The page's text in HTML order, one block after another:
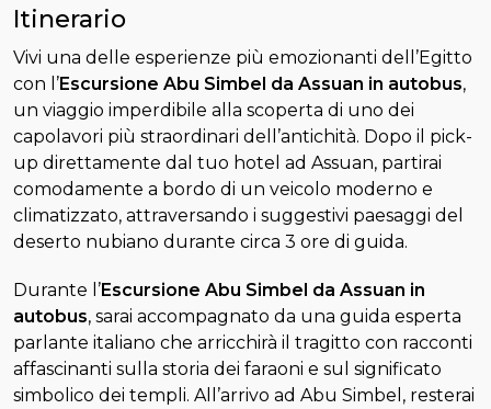
Itinerario
Vivi una delle esperienze più emozionanti dell’Egitto
con l’Escursione Abu Simbel da Assuan in autobus,
un viaggio imperdibile alla scoperta di uno dei
capolavori più straordinari dell’antichità. Dopo il pick-
up direttamente dal tuo hotel ad Assuan, partirai
comodamente a bordo di un veicolo moderno e
climatizzato, attraversando i suggestivi paesaggi del
deserto nubiano durante circa 3 ore di guida.
Durante l’Escursione Abu Simbel da Assuan in
autobus, sarai accompagnato da una guida esperta
parlante italiano che arricchirà il tragitto con racconti
affascinanti sulla storia dei faraoni e sul significato
simbolico dei templi. All’arrivo ad Abu Simbel, resterai